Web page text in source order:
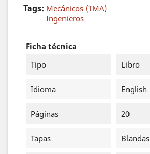
Tags: Mecánicos (TMA)
Ingenieros
Ficha técnica
Tipo
Libro
Idioma English
Páginas 20
Tapas Blandas